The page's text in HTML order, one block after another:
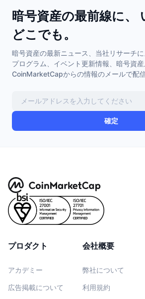
暗号資産の最前線に、
どこでも。
暗号資産の最新ニュース、当社リサーチ
プログラム、イベント更新情報、暗号資産
CoinMarketCapからの情報のメールで配信
確定
プロダクト
アカデミー
広告掲載について
会社概要
弊社について
利用規約